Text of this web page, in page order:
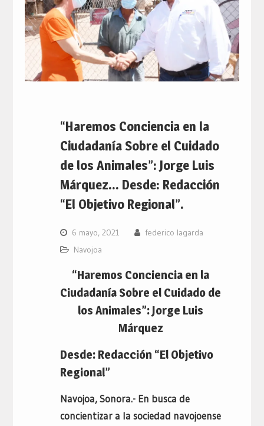
“Haremos Conciencia en la
Ciudadanía Sobre el Cuidado
de los Animales”: Jorge Luis
Márquez… Desde: Redacción
“El Objetivo Regional”.
6 mayo, 2021
federico lagarda
Navojoa
“Haremos Conciencia en la
Ciudadanía Sobre el Cuidado de
los Animales”: Jorge Luis
Márquez
Desde: Redacción “El Objetivo
Regional”
Navojoa, Sonora.- En busca de
concientizar a la sociedad navojoense